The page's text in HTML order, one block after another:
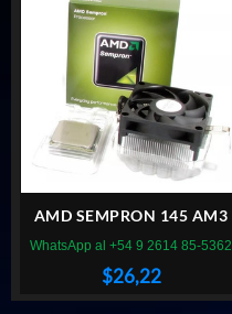
AMD SEMPRON 145 AM3
$26,22
WhatsApp al +54 9 2614 85-5362